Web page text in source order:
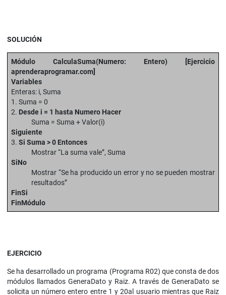
SOLUCIÓN
Módulo CalculaSuma(Numero: Entero) [Ejercicio
aprenderaprogramar.com]
Variables
Enteras: i, Suma
1. Suma = 0
2. Desde i = 1 hasta Numero Hacer
Suma = Suma + Valor(i)
Siguiente
3. Si Suma > 0 Entonces
Mostrar “La suma vale”, Suma
SiNo
Mostrar “Se ha producido un error y no se pueden mostrar
resultados”
FinSi
FinMódulo
EJERCICIO
Se ha desarrollado un programa (Programa R02) que consta de dos
módulos llamados GeneraDato y Raiz. A través de GeneraDato se
solicita un número entero entre 1 y 20al usuario mientras que Raiz